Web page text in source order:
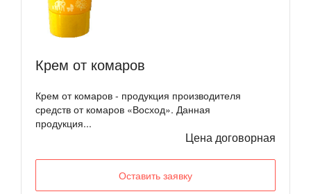
Крем от комаров
Крем от комаров - продукция производителя
средств от комаров «Восход». Данная
продукция...
Цена договорная
Оставить заявку